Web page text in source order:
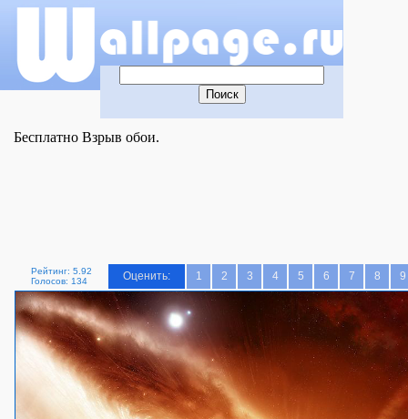
Бесплатно Взрыв обои.
Рейтинг: 5.92
Голосов: 134
Оценить: 1 2 3 4 5 6 7 8 9